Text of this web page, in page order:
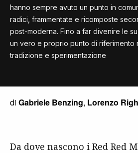
hanno sempre avuto un punto in
radici, frammentate e ricomposte
post-moderna. Fino a far divenire le
un vero e proprio punto di riferimento
tradizione e sperimentazione
di Gabriele Benzing, Lorenzo
Da dove nascono i Red Red